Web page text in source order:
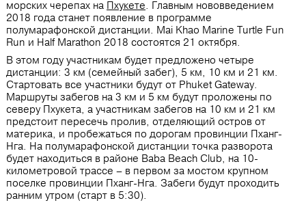
морских черепах на Пхукете. Главным нововведением
2018 года станет появление в программе
полумарафонской дистанции. Mai Khao Marine Turtle Fun
Run и Half Marathon 2018 состоятся 21 октября.
В этом году участникам будет предложено четыре
дистанции: 3 км (семейный забег), 5 км, 10 км и 21 км.
Стартовать все участники будут от Phuket Gateway.
Маршруты забегов на 3 км и 5 км будут проложены по
северу Пхукета, а участникам забегов на 10 км и 21 км
предстоит пересечь пролив, отделяющий остров от
материка, и пробежаться по дорогам провинции Пханг-
Нга. На полумарафонской дистанции точка разворота
будет находиться в районе Baba Beach Club, на 10-
километровой трассе – в первом за мостом крупном
поселке провинции Пханг-Нга. Забеги будут проходить
ранним утром (старт в 5:30).